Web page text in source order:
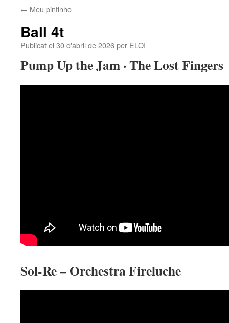
← Meu pintinho
Ball 4t
Publicat el 30 d'abril de 2026per ELOI
Pump Up the Jam · The Lost Fingers
Sol-Re – Orchestra Fireluche